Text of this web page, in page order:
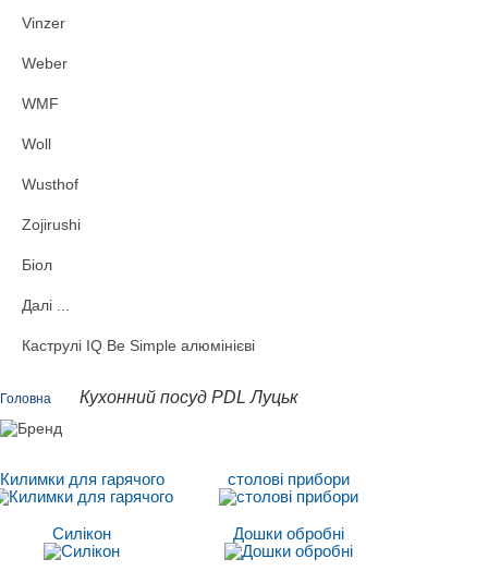
Vinzer
Weber
WMF
Woll
Wusthof
Zojirushi
Біол
Далі ...
Каструлі IQ Be Simple алюмінієві
Головна Кухонний посуд PDL Луцьк
Килимки для гарячого столові прибори
Силікон Дошки обробні